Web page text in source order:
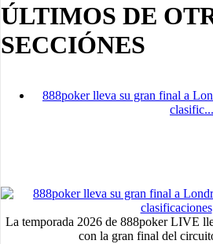
ÚLTIMOS DE
SECCIÓNES
888poker lleva su gran final a
clasific...
La temporada 2026 de 888poker LIVE
con la gran final del